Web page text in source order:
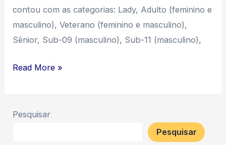
contou com as categorias: Lady, Adulto (feminino e
masculino), Veterano (feminino e masculino),
Sênior, Sub-09 (masculino), Sub-11 (masculino),
Read More »
Pesquisar
Pesquisar